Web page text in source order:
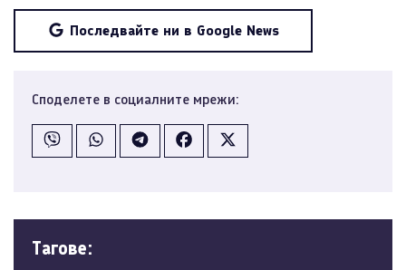
Последвайте ни в Google News
Споделете в социалните мрежи:
Tагове: